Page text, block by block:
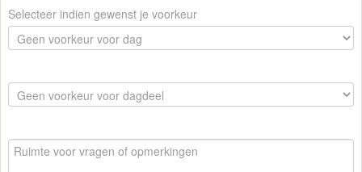
Selecteer indien gewenst je voorkeur